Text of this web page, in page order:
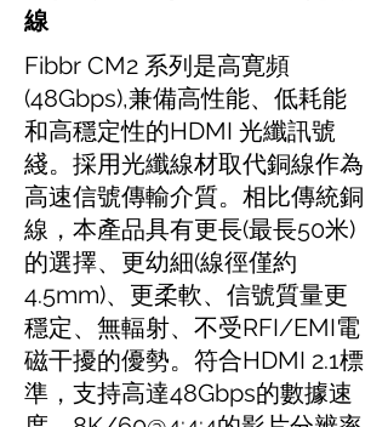
線
Fibbr CM2 系列是高寛頻
(48Gbps),兼備高性能、低耗能
和高穩定性的HDMI 光纖訊號
綫。採用光纖線材取代銅線作為
高速信號傳輸介質。相比傳統銅
線，本產品具有更長(最長50米)
的選擇、更幼細(線徑僅約
4.5mm)、更柔軟、信號質量更
穩定、無輻射、不受RFI/EMI電
磁干擾的優勢。符合HDMI 2.1標
準，支持高達48Gbps的數據速